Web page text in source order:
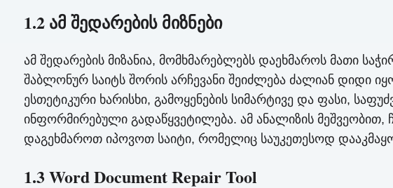
1.2 ამ შედარების მიზნები
ამ შედარების მიზანია, მომხმარებლებს დაეხმაროს მათი
შაბლონურ საიტს შორის არჩევანი შეიძლება ძალიან დიდი
ესთეტიკური ხარისხი, გამოყენების სიმარტივე და ფასი,
ინფორმირებული გადაწყვეტილება. ამ ანალიზის
დაგეხმაროთ იპოვოთ საიტი, რომელიც საუკეთესოდ
1.3 Word Document Repair Tool